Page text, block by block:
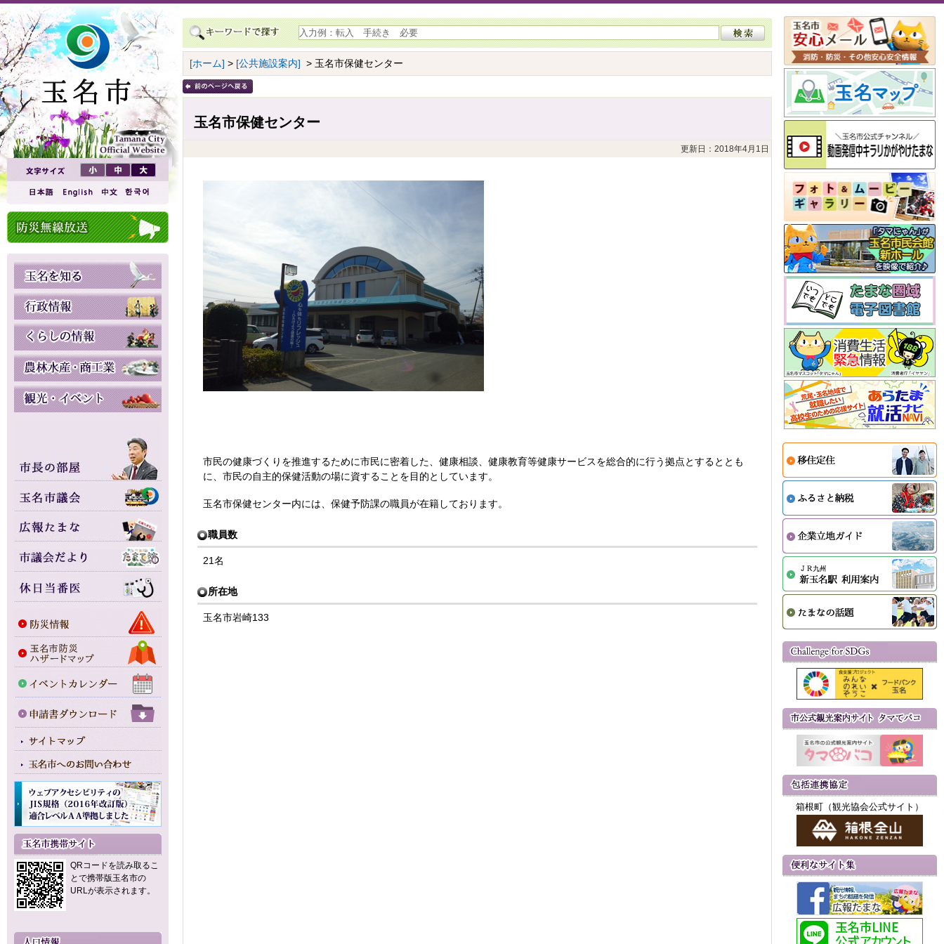
QRコードを読み取るこ
とで携帯版玉名市の
URLが表示されます。
[ホーム] > [公共施設案内] > 玉名市保健センター
玉名市保健センター
更新日：2018年4月1日
市民の健康づくりを推進するために市民に密着した、健康相談、健康教育等健康サービスを総合的に行う拠点とするととも
に、市民の自主的保健活動の場に資することを目的としています。
玉名市保健センター内には、保健予防課の職員が在籍しております。
職員数
21名
所在地
玉名市岩崎133
箱根町（観光協会公式サイト）